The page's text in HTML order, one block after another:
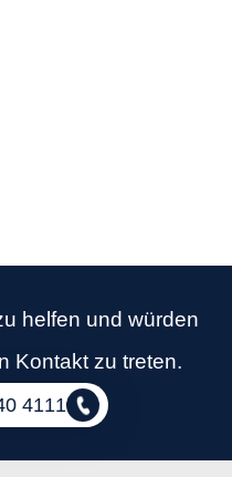
helfen und würden
Kontakt zu treten.
4111